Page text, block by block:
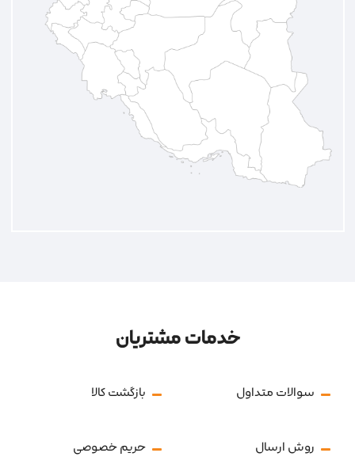
خدمات مشتریان
سوالات متداول بازگشت کالا
روش ارسال حریم خصوصی